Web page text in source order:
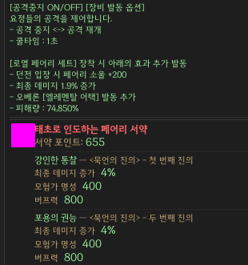
[공격중지 ON/OFF] [장비 발동 옵션]
요정들의 공격을 제어합니다.
- 공격 중지 <-> 공격 재개
- 쿨타임 : 1초
[로열 페어리 세트] 장착 시 아래의 효과 추가 발동
- 던전 입장 시 페어리 소울 +200
- 최종 데미지 1.9% 증가
- 오베론 [엘레멘탈 어택] 발동 추가
- 피해량 : 74,850%
태초로 인도하는 페어리 서약
서약 포인트:655
강인한 통찰— <묵언의 진의> - 첫 번째 진의
최종 데미지 증가 4%
모험가 명성 400
버프력 800
포용의 권능— <묵언의 진의> - 두 번째 진의
최종 데미지 증가 4%
모험가 명성 400
버프력 800